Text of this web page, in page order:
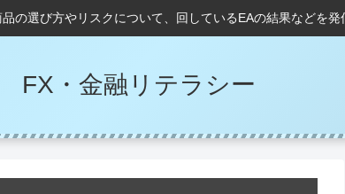
の選び方やリスクについて、回しているEAの結果などを発
FX・金融リテラシー